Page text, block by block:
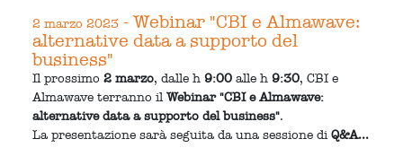
2 marzo 2023 - Webinar "CBI e Almawave:
alternative data a supporto del
business"
Il prossimo2 marzo, dalle h9:00 alle h9:30, CBI e
Almawave terranno ilWebinar "CBI e Almawave:
alternative data a supporto del business".
La presentazione sarà seguita da una sessione diQ&A...